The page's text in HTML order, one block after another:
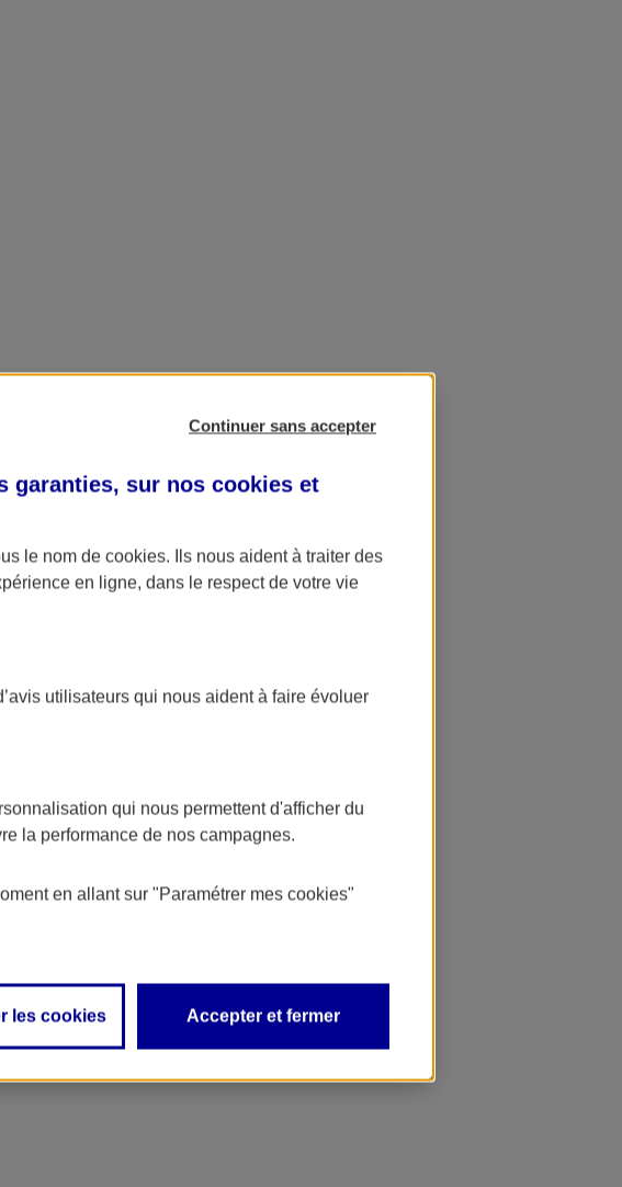
Continuer sans accepter
garanties, sur nos cookies et
le nom de cookies. Ils nous aident à traiter des
en ligne, dans le respect de votre vie
utilisateurs qui nous aident à faire évoluer
qui nous permettent d'afficher du
la performance de nos campagnes.
en allant sur "Paramétrer mes cookies"
les cookies Accepter et fermer